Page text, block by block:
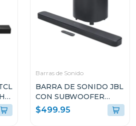
Barras de Sonido
BARRA DE SONIDO JBL
CON SUBWOOFER
INALÁMBRICO
BAR500M2BLK
$499.95